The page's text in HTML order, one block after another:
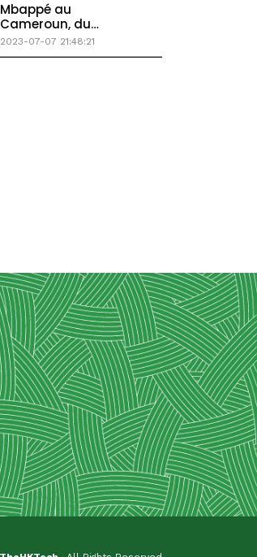
Mbappé au
Cameroun, du
nouveau sur l'affaire
martinez, les emeutes
2023-07-07 21:48:21